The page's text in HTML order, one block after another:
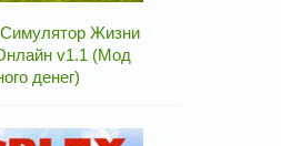
Жизни
v1.1 (Мод
денег)